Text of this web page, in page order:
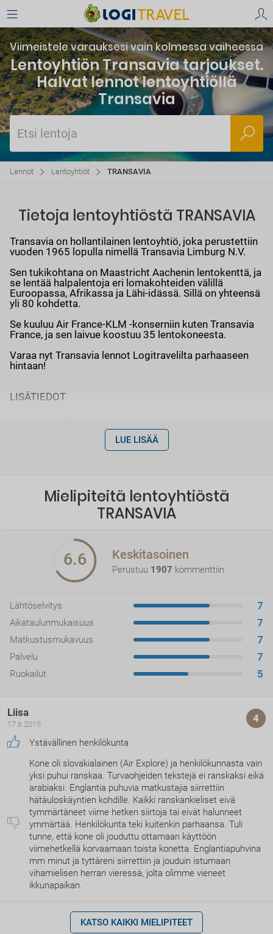
Viimeistele varauksesi vain kolmessa vaiheessa
Lentoyhtiön Transavia tarjoukset.
Halvat lennot lentoyhtiöllä
Transavia
Etsi lentoja
Lennot Lentoyhtiöt TRANSAVIA
Tietoja lentoyhtiöstä TRANSAVIA
Transavia on hollantilainen lentoyhtiö, joka perustettiin
vuoden 1965 lopulla nimellä Transavia Limburg N.V.
Sen tukikohtana on Maastricht Aachenin lentokenttä, ja
se lentää halpalentoja eri lomakohteiden välillä
Euroopassa, Afrikassa ja Lähi-idässä. Sillä on yhteensä
yli 80 kohdetta.
Se kuuluu Air France-KLM -konserniin kuten Transavia
France, ja sen laivue koostuu 35 lentokoneesta.
Varaa nyt Transavia lennot Logitravelilta parhaaseen
hintaan!
LISÄTIEDOT
Lentokoneen matkustamoon voi
ottaa käsimatkatavaroita, jotka eivät ylitä seuraavia
sateenvarjo tai keppi.
Kirjattava matkatavara: Voit kirjata Transavian
matkoille matkatavaroita, joiden paino on 20 kg:sta
hintaan). Jos haluat ylimääräisiä matkatavaroita, voit
jakaa 5 matkatavaraa henkilöä kohden, ja
kokonaispaino voi olla enintään 50 kg henkilöä kohti.
Matkatavaroiden enimmäispaino: 32 kg.
Lentoyhtiön TRANSAVIA IATA-koodi on
LUE LISÄÄ
Mielipiteitä lentoyhtiöstä
TRANSAVIA
6.6 Keskitasoinen
Perustuu 1907 kommenttiin
Lähtöselvitys 7
Aikataulunmukaisuus 7
Matkustusmukavuus 7
Palvelu 7
Ruokailut 5
Liisa
17.6.2015 4
Ystävällinen henkilökunta
Kone oli slovakialainen (Air Explore) ja henkilökunnasta vain
yksi puhui ranskaa. Turvaohjeiden tekstejä ei ranskaksi eikä
arabiaksi. Englantia puhuvia matkustajia siirrettiin
hätäuloskäyntien kohdille. Kaikki ranskankieliset eivä
tymmärtäneet viime hetken siirtoja tai eivät halunneet
ymmärtää. Henkilökunta teki kuitenkin parhaansa. Tuli
tunne, että kone oli jouduttu ottamaan käyttöön
viimehetkellä korvaamaan toista konetta. Englantiapuhvina
mm minut ja tyttäreni siirrettiin ja jouduin istumaan
vihamielisen herran vieressä, jolta olimme vieneet
ikkunapaikan.
KATSO KAIKKI MIELIPITEET